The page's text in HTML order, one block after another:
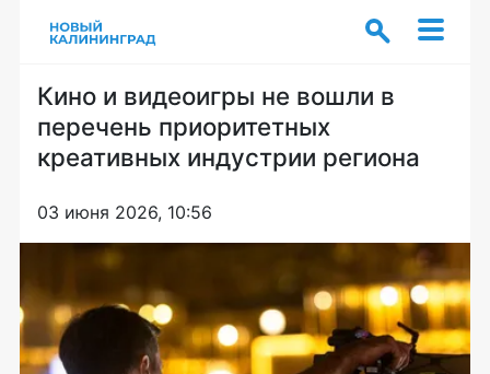
Кино и видеоигры не вошли в
перечень приоритетных
креативных индустрии региона
03 июня 2026, 10:56